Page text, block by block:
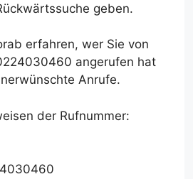
geben.
erfahren, wer Sie von
angerufen hat
Anrufe.
der Rufnummer: